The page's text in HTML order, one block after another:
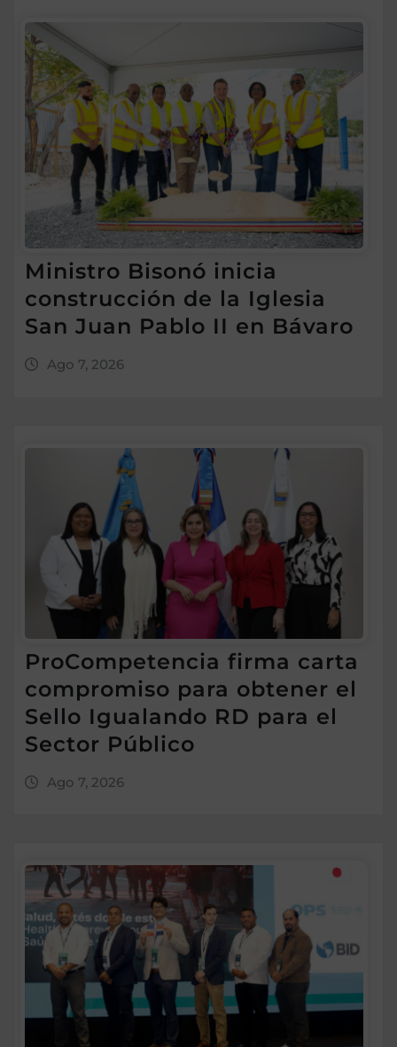
Ministro Bisonó inicia
construcción de la Iglesia
San Juan Pablo II en Bávaro
Ago 7, 2026
ProCompetencia firma carta
compromiso para obtener el
Sello Igualando RD para el
Sector Público
Ago 7, 2026